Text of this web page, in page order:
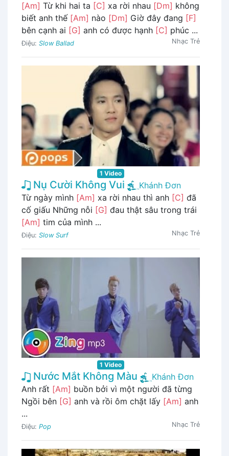
[Am] Từ khi hai ta [C] xa rời nhau [Dm] không
biết anh thế [Am] nào [Dm] Giờ đây đang [F]
bên cạnh ai [G] anh có được hạnh [C] phúc ...
Điệu: Slow Ballad Nhạc Trẻ
1 Video
Nụ Cười Không Vui
Khánh Đơn
Từ ngày mình [Am] xa rời nhau thì anh [C] đã
cố giấu Những nỗi [G] đau thật sâu trong trái
[Am] tim của mình ...
Điệu: Slow Surf Nhạc Trẻ
1 Video
Nước Mắt Không Màu
Khánh Đơn
Anh rất [Am] buồn bởi vì một người đã từng
Ngồi bên [G] anh và rồi ôm chặt lấy [Am] anh
...
Điệu: Pop Nhạc Trẻ